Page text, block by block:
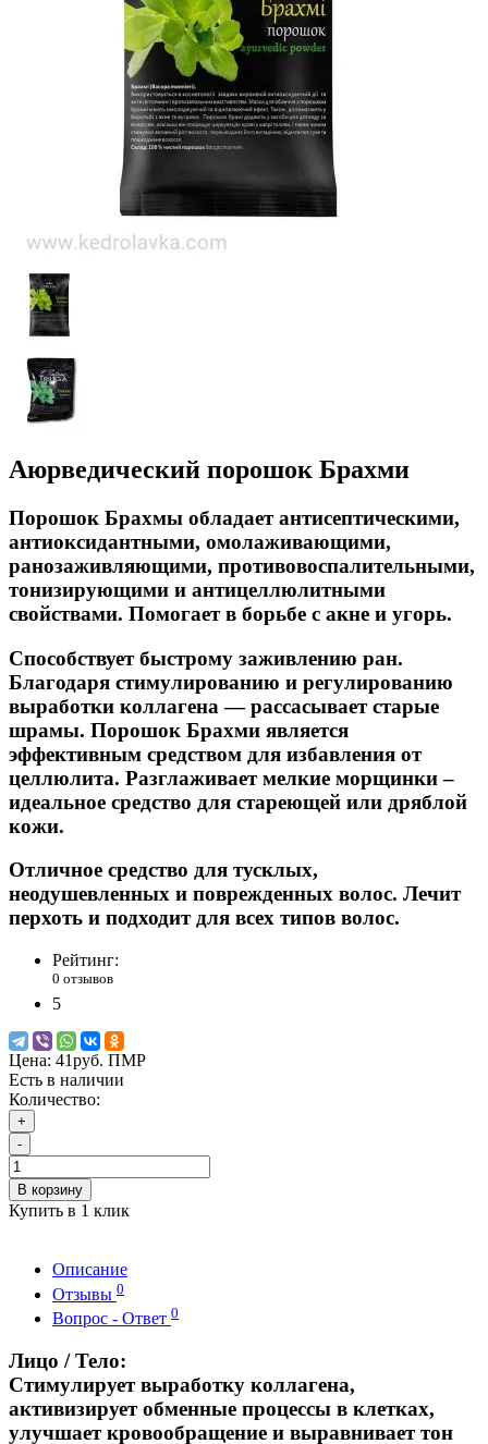
Аюрведический порошок Брахми
Порошок Брахмы обладает антисептическими,
антиоксидантными, омолаживающими,
ранозаживляющими, противовоспалительными,
тонизирующими и антицеллюлитными
свойствами. Помогает в борьбе с акне и угорь.
Способствует быстрому заживлению ран.
Благодаря стимулированию и регулированию
выработки коллагена — рассасывает старые
шрамы. Порошок Брахми является
эффективным средством для избавления от
целлюлита. Разглаживает мелкие морщинки –
идеальное средство для стареющей или дряблой
кожи.
Отличное средство для тусклых,
неодушевленных и поврежденных волос. Лечит
перхоть и подходит для всех типов волос.
Рейтинг:
0 отзывов
5
Цена: 41руб. ПМР
Есть в наличии
Количество:
+
-
В корзину
Купить в 1 клик
Описание
Отзывы 0
Вопрос - Ответ 0
Лицо / Тело:
Стимулирует выработку коллагена,
активизирует обменные процессы в клетках,
улучшает кровообращение и выравнивает тон